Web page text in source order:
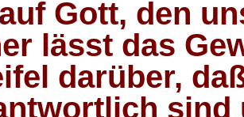
Gott, den
lässt das
darüber,
sind